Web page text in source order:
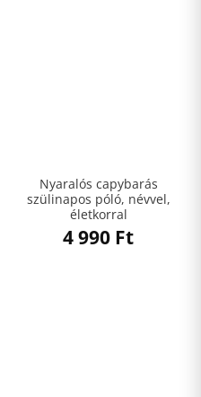
Nyaralós capybarás
szülinapos póló, névvel,
életkorral
4 990 Ft